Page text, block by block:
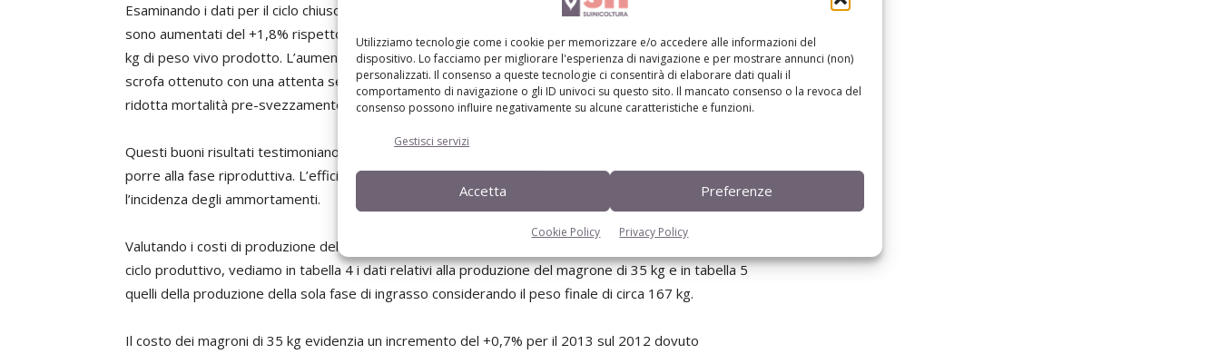
Utilizziamo tecnologie come i cookie per memorizzare e/o accedere alle informazioni del
dispositivo. Lo facciamo per migliorare l'esperienza di navigazione e per mostrare annunci (non)
personalizzati. Il consenso a queste tecnologie ci consentirà di elaborare dati quali il
comportamento di navigazione o gli ID univoci su questo sito. Il mancato consenso o la revoca del
consenso possono influire negativamente su alcune caratteristiche e funzioni.
Gestisci servizi
Accetta Preferenze
Cookie Policy Privacy Policy
Esaminando i dati per il ciclo chiuso integrato (tabella 3) si nota che i costi di produzione nel 2013
sono aumentati del +1,8% rispetto all’anno precedente, portandosi a 244,8 €/capo, pari a 1,53 € per
kg di peso vivo prodotto. L’aumento contenuto è dovuto al maggior numero di suinetti svezzati per
scrofa ottenuto con una attenta selezione dei riproduttori, una maggiore attenzione ai calori e una
ridotta mortalità pre-svezzamento.
Questi buoni risultati testimoniano l’importanza della selezione dei riproduttori e dell’attenzione da
porre alla fase riproduttiva. L’efficienza delle scrofaie consente così di contenere il costo del lavoro e
l’incidenza degli ammortamenti.
Valutando i costi di produzione del ciclo aperto, cioè gli allevamenti che producono una sola parte del
ciclo produttivo, vediamo in tabella 4 i dati relativi alla produzione del magrone di 35 kg e in tabella 5
quelli della produzione della sola fase di ingrasso considerando il peso finale di circa 167 kg.
Il costo dei magroni di 35 kg evidenzia un incremento del +0,7% per il 2013 sul 2012 dovuto